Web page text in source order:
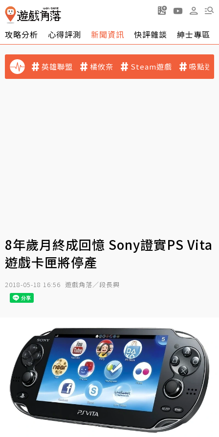
攻略分析 心得評測 新聞資訊 快評雜談 紳士專區
英雄聯盟 橘攸奈 Steam遊戲 吸點迷
8年歲月終成回憶 Sony證實PS Vita
遊戲卡匣將停產
2018-05-18 16:56 遊戲角落／段長興